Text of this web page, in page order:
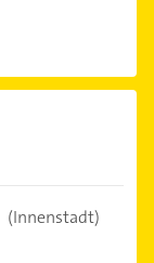
(Innenstadt)